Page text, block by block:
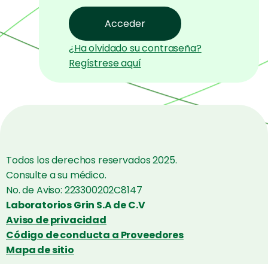
¿Ha olvidado su contraseña?
Regístrese aquí
Todos los derechos reservados 2025.
Consulte a su médico.
No. de Aviso: 223300202C8147
Laboratorios Grin S.A de C.V
Aviso de privacidad
Código de conducta a Proveedores
Mapa de sitio